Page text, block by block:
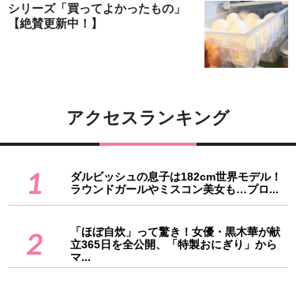
シリーズ「買ってよかったもの」
【絶賛更新中！】
アクセスランキング
1
ダルビッシュの息子は182cm世界モデル！
ラウンドガールやミスコン美女も…プロ...
2
「ほぼ自炊」って驚き！女優・黒木華が献
立365日を全公開、「特製おにぎり」から
マ...